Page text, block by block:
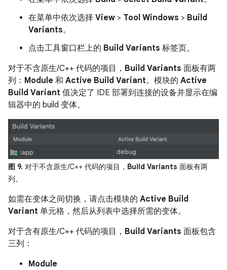
在菜单中依次选择 View > Tool Windows > Build
Variants。
点击工具窗口栏上的 Build Variants 标签页。
对于不含原生/C++ 代码的项目， Build Variants 面板有两
列： Module 和 Active Build Variant。模块的 Active
Build Variant 值决定了 IDE 部署到连接的设备并显示在编
辑器中的 build 变体。
图 9. 对于不含原生/C++ 代码的项目， Build Variants 面板有两
列。
如需在变体之间切换，请点击模块的 Active Build
Variant 单元格，然后从列表中选择所需的变体。
对于含有原生/C++ 代码的项目， Build Variants 面板包含
三列：
Module